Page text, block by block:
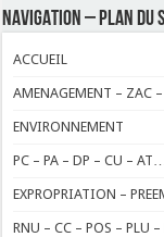
NAVIGATION – PLAN DU
ACCUEIL
AMENAGEMENT – ZAC –
ENVIRONNEMENT
PC – PA – DP – CU – AT…
EXPROPRIATION –
RNU – CC – POS – PLU –